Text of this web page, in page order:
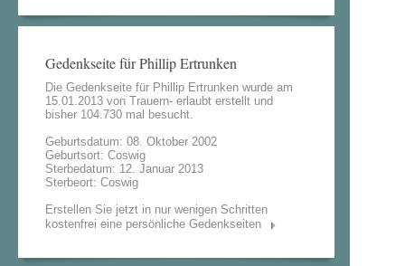
Gedenkseite für Phillip Ertrunken
Die Gedenkseite für Phillip Ertrunken wurde am
15.01.2013 von Trauern- erlaubt erstellt und
bisher 104.730 mal besucht.
Geburtsdatum: 08. Oktober 2002
Geburtsort: Coswig
Sterbedatum: 12. Januar 2013
Sterbeort: Coswig
Erstellen Sie jetzt in nur wenigen Schritten
kostenfrei eine persönliche Gedenkseiten